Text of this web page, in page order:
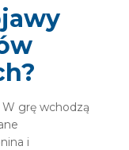
grę wchodzą
i